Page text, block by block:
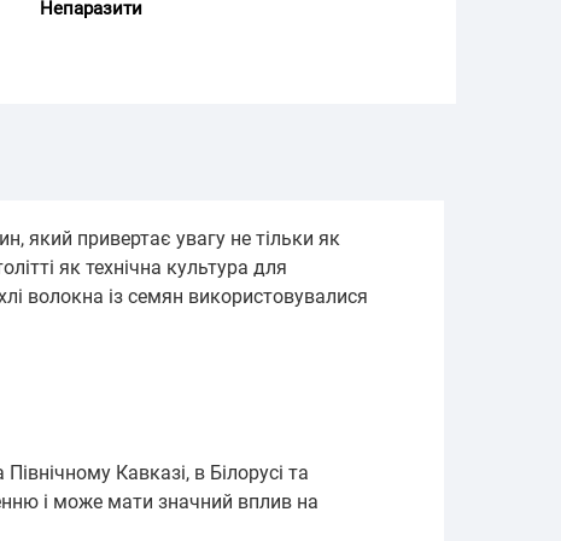
Непаразити
який привертає увагу не тільки як
як технічна культура для
волокна із семян використовувалися
Кавказі, в Білорусі та
і може мати значний вплив на